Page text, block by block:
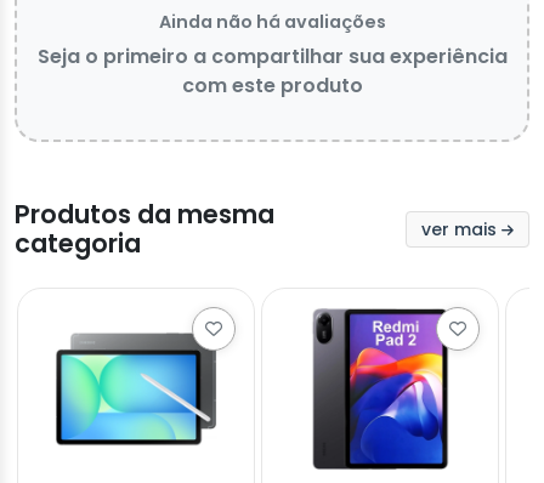
Ainda não há avaliações
Seja o primeiro a compartilhar sua experiência
com este produto
Produtos da mesma
categoria
ver mais